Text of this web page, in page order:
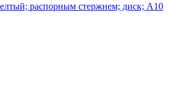
распорным стержнем; диск; A10